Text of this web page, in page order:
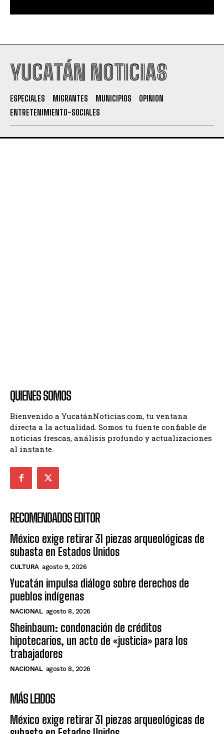
YUCATÁN NOTICIAS
ESPECIALES MIGRANTES MUNICIPIOS
OPINION
ENTRETENIMIENTO-SOCIALES
QUIENES SOMOS
Bienvenido a YucatánNoticias.com, tu ventana
directa a la actualidad. Somos tu fuente confiable de
noticias frescas, análisis profundo y actualizaciones
al instante.
RECOMENDADOS EDITOR
México exige retirar 31 piezas arqueológicas de
subasta en Estados Unidos
CULTURA agosto 9, 2026
Yucatán impulsa diálogo sobre derechos de
pueblos indígenas
NACIONAL agosto 8, 2026
Sheinbaum: condonación de créditos
hipotecarios, un acto de «justicia» para los
trabajadores
NACIONAL agosto 8, 2026
MÁS LEIDOS
México exige retirar 31 piezas arqueológicas de